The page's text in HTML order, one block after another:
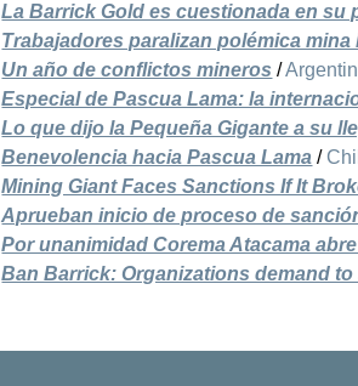
La Barrick Gold es cuestionada en su
Trabajadores paralizan polémica mina
Un año de conflictos mineros /
Especial de Pascua Lama: la
Lo que dijo la Pequeña Gigante a su
Benevolencia hacia Pascua Lama /
Mining Giant Faces Sanctions If It
Aprueban inicio de proceso de
Por unanimidad Corema Atacama
Ban Barrick: Organizations demand